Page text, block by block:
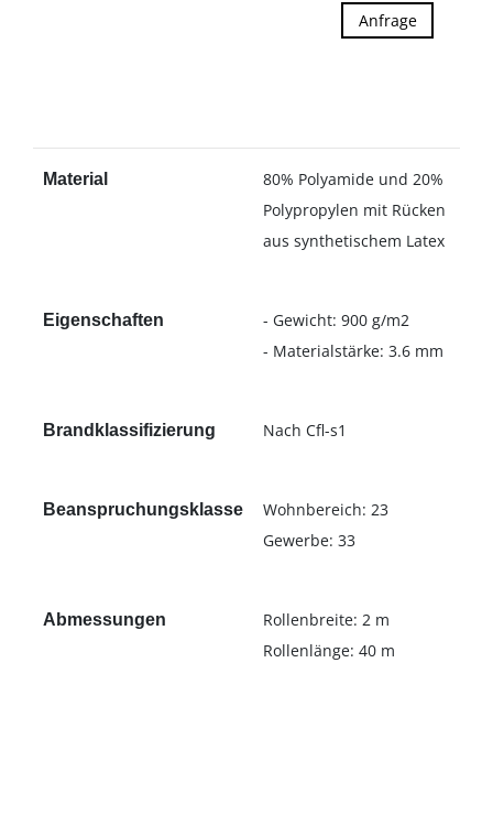
Anfrage
Material
80% Polyamide und 20%
Polypropylen mit Rücken
aus synthetischem Latex
Eigenschaften
- Gewicht: 900 g/m2
- Materialstärke: 3.6 mm
Brandklassifizierung Nach Cfl-s1
Beanspruchungsklasse
Wohnbereich: 23
Gewerbe: 33
Abmessungen
Rollenbreite: 2 m
Rollenlänge: 40 m